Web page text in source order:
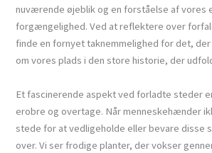
nuværende øjeblik og en forståelse af vores
forgængelighed. Ved at reflektere over
finde en fornyet taknemmelighed for det,
om vores plads i den store historie, der
Et fascinerende aspekt ved forladte steder
erobre og overtage. Når menneskehænder
stede for at vedligeholde eller bevare disse
over. Vi ser frodige planter, der vokser